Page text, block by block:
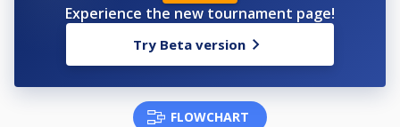
Experience the new tournament page!
Try Beta version
FLOWCHART